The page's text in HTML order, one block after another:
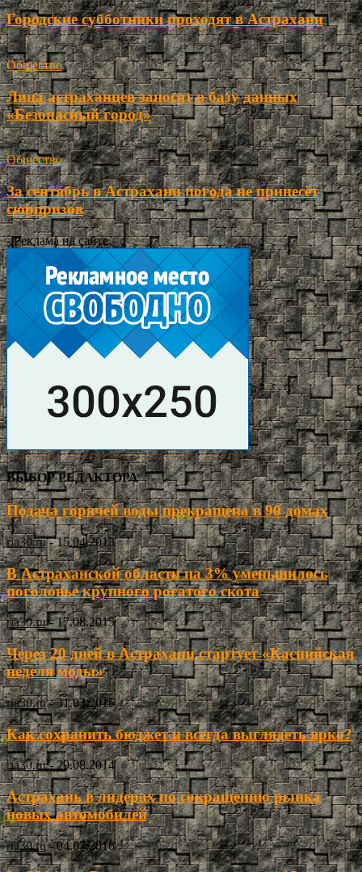
Городские субботники проходят в Астрахани
Общество
Лица астраханцев заносят в базу данных
«Безопасный город»
Общество
За сентябрь в Астрахани погода не принесёт
сюрпризов
- Реклама на сайте -
ВЫБОР РЕДАКТОРА
Подача горячей воды прекращена в 90 домах
ria30.ru - 15.04.2013
В Астраханской области на 3% уменьшилось
поголовье крупного рогатого скота
ria30.ru - 17.08.2015
Через 20 дней в Астрахани стартует «Каспийская
неделя моды»
ria30.ru - 31.03.2015
Как сохранить бюджет и всегда выглядеть ярко?
ria30.ru - 29.08.2014
Астрахань в лидерах по сокращению рынка
новых автомобилей
ria30.ru - 04.07.2016